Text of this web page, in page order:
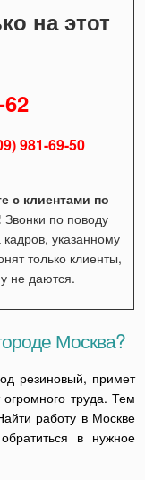
на этот
981-69-50
с клиентами по
Звонки по поводу
указанному
только клиенты,
не даются.
Москва?
резиновый, примет
труда. Тем
работу в Москве
в нужное